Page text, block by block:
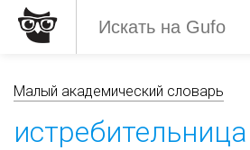
Малый академический словарь
истребительница